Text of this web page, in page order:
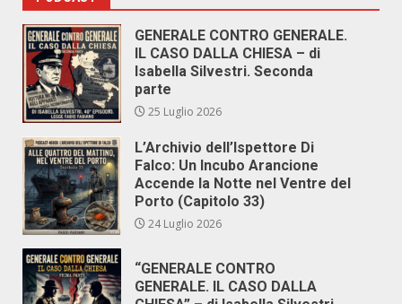
GENERALE CONTRO GENERALE.
IL CASO DALLA CHIESA – di
Isabella Silvestri. Seconda
parte
25 Luglio 2026
L’Archivio dell’Ispettore Di
Falco: Un Incubo Arancione
Accende la Notte nel Ventre del
Porto (Capitolo 33)
24 Luglio 2026
“GENERALE CONTRO
GENERALE. IL CASO DALLA